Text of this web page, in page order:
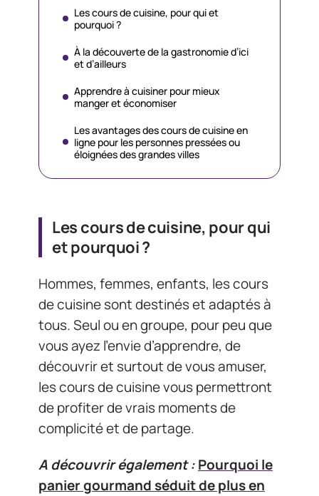
Les cours de cuisine, pour qui et
pourquoi ?
À la découverte de la gastronomie d’ici
et d’ailleurs
Apprendre à cuisiner pour mieux
manger et économiser
Les avantages des cours de cuisine en
ligne pour les personnes pressées ou
éloignées des grandes villes
Les cours de cuisine, pour qui
et pourquoi ?
Hommes, femmes, enfants, les cours
de cuisine sont destinés et adaptés à
tous. Seul ou en groupe, pour peu que
vous ayez l’envie d’apprendre, de
découvrir et surtout de vous amuser,
les cours de cuisine vous permettront
de profiter de vrais moments de
complicité et de partage.
A découvrir également :Pourquoi le
panier gourmand séduit de plus en